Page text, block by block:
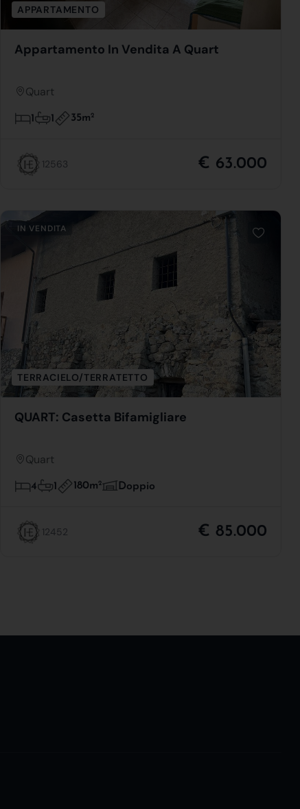
APPARTAMENTO
Appartamento In Vendita A Quart
Quart
1 1 35m2
12563 € 63.000
IN VENDITA
TERRACIELO/TERRATETTO
QUART: Casetta Bifamigliare
Quart
4 1 180m2 Doppio
12452 € 85.000